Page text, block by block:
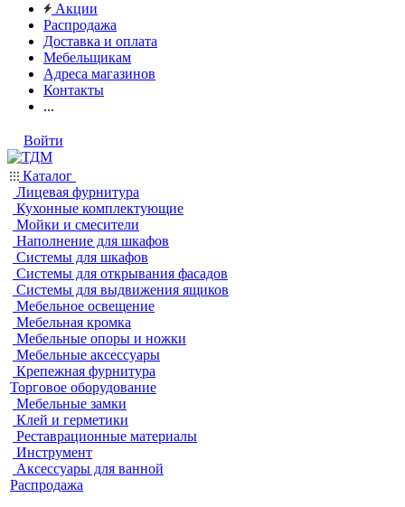
Акции
Распродажа
Доставка и оплата
Мебельщикам
Адреса магазинов
Контакты
...
Войти
Каталог
Лицевая фурнитура
Кухонные комплектующие
Мойки и смесители
Наполнение для шкафов
Системы для шкафов
Системы для открывания фасадов
Системы для выдвижения ящиков
Мебельное освещение
Мебельная кромка
Мебельные опоры и ножки
Мебельные аксессуары
Крепежная фурнитура
Торговое оборудование
Мебельные замки
Клей и герметики
Реставрационные материалы
Инструмент
Аксессуары для ванной
Распродажа